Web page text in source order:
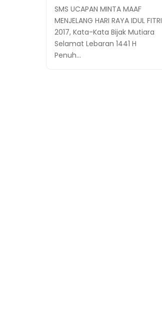
SMS UCAPAN MINTA MAAF
MENJELANG HARI RAYA IDUL FITRI
2017, Kata-Kata Bijak Mutiara
Selamat Lebaran 1441 H
Penuh…